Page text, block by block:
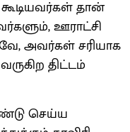
தான்
ஊராட்சி
அவர்கள் சரியாக
திட்டம்
செய்ய